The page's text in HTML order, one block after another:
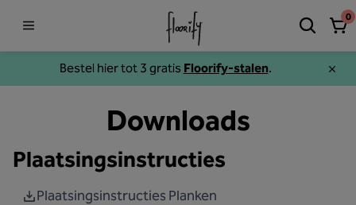
Bestel hier tot 3 gratis Floorify-stalen.
0
Downloads
Plaatsingsinstructies
Plaatsingsinstructies Planken